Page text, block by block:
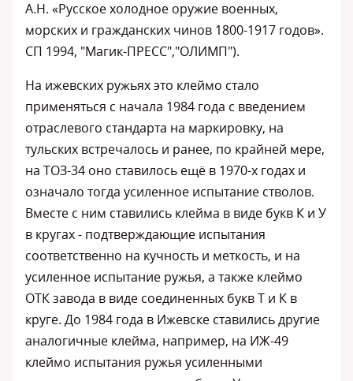
А.Н. «Русское холодное оружие военных,
морских и гражданских чинов 1800-1917 годов».
СП 1994, "Магик-ПРЕСС","ОЛИМП").
На ижевских ружьях это клеймо стало
применяться с начала 1984 года с введением
отраслевого стандарта на маркировку, на
тульских встречалось и ранее, по крайней мере,
на ТОЗ-34 оно ставилось ещё в 1970-х годах и
означало тогда усиленное испытание стволов.
Вместе с ним ставились клейма в виде букв К и У
в кругах - подтверждающие испытания
соответственно на кучность и меткость, и на
усиленное испытание ружья, а также клеймо
ОТК завода в виде соединенных букв Т и К в
круге. До 1984 года в Ижевске ставились другие
аналогичные клейма, например, на ИЖ-49
клеймо испытания ружья усиленными